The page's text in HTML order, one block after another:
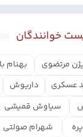
خوانندگان
مرتضوی بهنام
عسکری داریوش
سیاوش قمیشی
شهرام صولتی